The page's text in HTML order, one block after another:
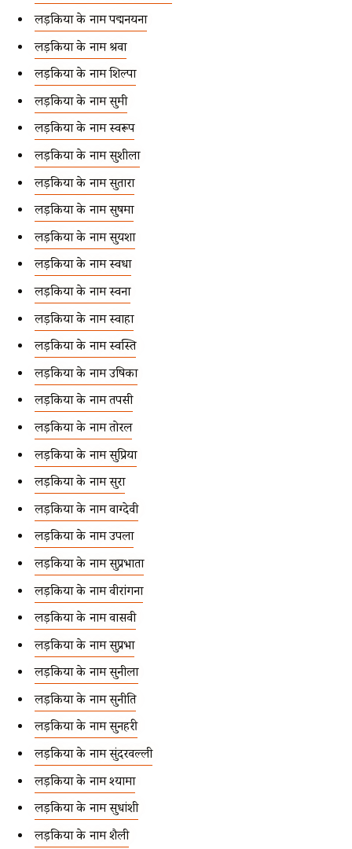
लड़कियों के नाम पद्मनयना
लड़कियों के नाम श्रवा
लड़कियों के नाम शिल्पा
लड़कियों के नाम सुमी
लड़कियों के नाम स्वरूप
लड़कियों के नाम सुशीला
लड़कियों के नाम सुतारा
लड़कियों के नाम सुषमा
लड़कियों के नाम सुयशा
लड़कियों के नाम स्वधा
लड़कियों के नाम स्वना
लड़कियों के नाम स्वाहा
लड़कियों के नाम स्वस्ति
लड़कियों के नाम उषिका
लड़कियों के नाम तपसी
लड़कियों के नाम तोरल
लड़कियों के नाम सुप्रिया
लड़कियों के नाम सुरा
लड़कियों के नाम वाग्देवी
लड़कियों के नाम उपला
लड़कियों के नाम सुप्रभाता
लड़कियों के नाम वीरांगना
लड़कियों के नाम वासवी
लड़कियों के नाम सुप्रभा
लड़कियों के नाम सुनीला
लड़कियों के नाम सुनीति
लड़कियों के नाम सुनहरी
लड़कियों के नाम सुंदरवल्ली
लड़कियों के नाम श्यामा
लड़कियों के नाम सुधांशी
लड़कियों के नाम शैली